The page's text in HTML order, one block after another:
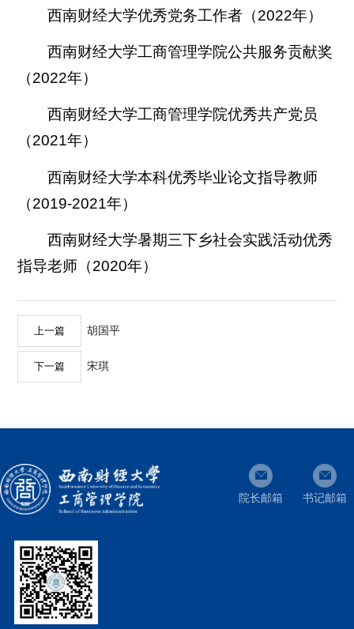
西南财经大学优秀党务工作者（2022年）
西南财经大学工商管理学院公共服务贡献奖
（2022年）
西南财经大学工商管理学院优秀共产党员
（2021年）
西南财经大学本科优秀毕业论文指导教师
（2019-2021年）
西南财经大学暑期三下乡社会实践活动优秀
指导老师（2020年）
上一篇 胡国平
下一篇 宋琪
院长邮箱 书记邮箱